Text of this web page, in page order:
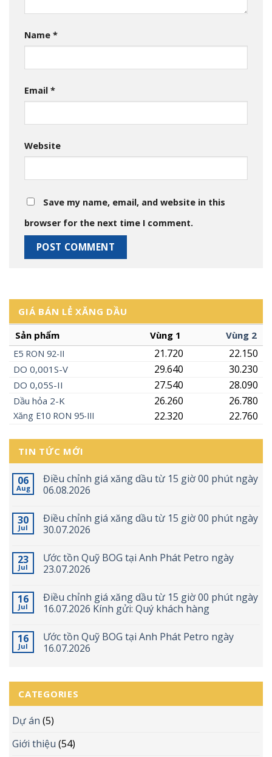
GIÁ BÁN LẺ XĂNG DẦU
Sản phẩm
Vùng 1 Vùng 2
E5 RON 92-II 22.150
21.720
DO 0,001S-V 30.230
29.640
DO 0,05S-II 28.090
27.540
Dầu hỏa 2-K 26.780
26.260
Xăng E10 RON 95-III 22.760
22.320
TIN TỨC MỚI
06
Aug
Điều chỉnh giá xăng dầu từ 15 giờ 00 phút ngày
06.08.2026
30
Jul
Điều chỉnh giá xăng dầu từ 15 giờ 00 phút ngày
30.07.2026
23
Jul
Ước tồn Quỹ BOG tại Anh Phát Petro ngày
23.07.2026
16
Jul
Điều chỉnh giá xăng dầu từ 15 giờ 00 phút ngày
16.07.2026 Kính gửi: Quý khách hàng
16
Jul
Ước tồn Quỹ BOG tại Anh Phát Petro ngày
16.07.2026
CATEGORIES
Dự án (5)
Giới thiệu (54)
Name *
Email *
Website
Save my name, email, and website in this
browser for the next time I comment.